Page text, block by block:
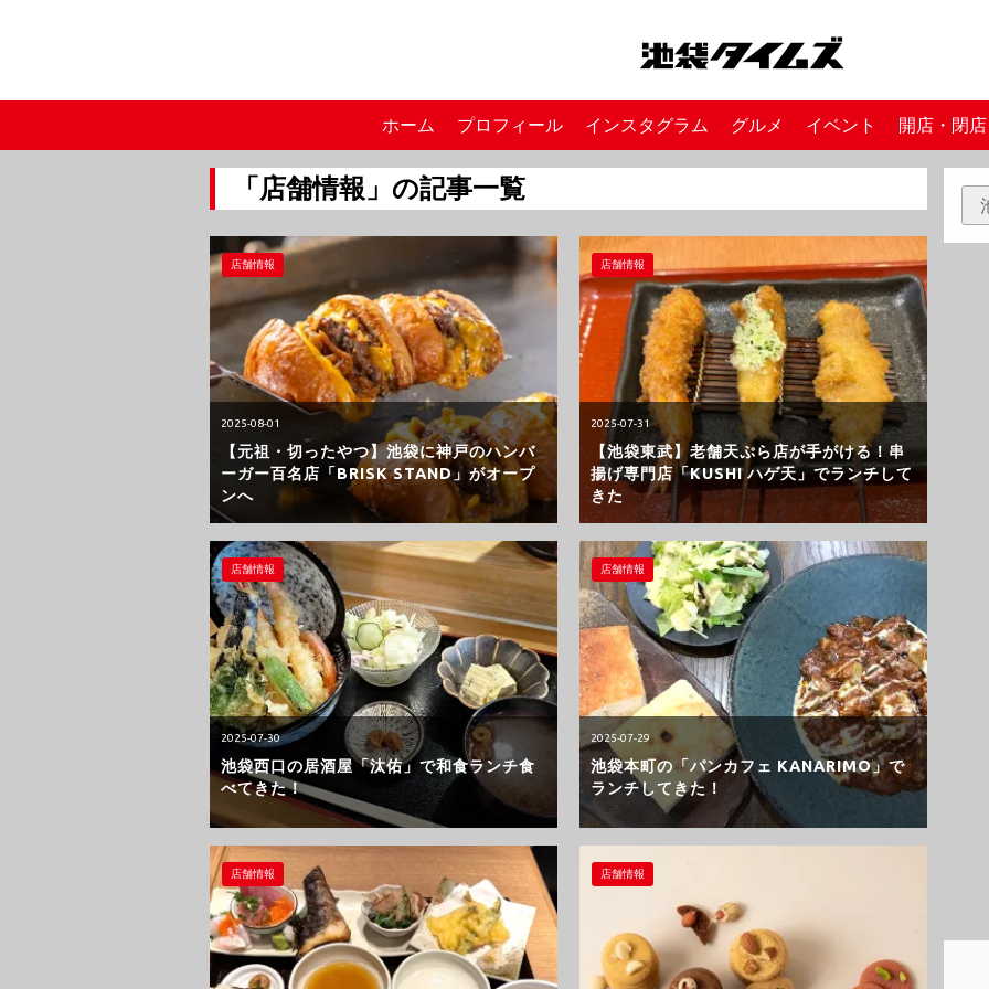
ホーム プロフィール インスタグラム グルメ イベント 開店・閉店
「店舗情報」の記事一覧
2025-08-01
【元祖・切ったやつ】池袋に神戸のハンバ
ーガー百名店「BRISK STAND」がオープ
ンへ
店舗情報
2025-07-31
【池袋東武】老舗天ぷら店が手がける！串
揚げ専門店「KUSHI ハゲ天」でランチして
きた
店舗情報
2025-07-30
池袋西口の居酒屋「汰佑」で和食ランチ食
べてきた！
店舗情報
2025-07-29
池袋本町の「パンカフェ KANARIMO」で
ランチしてきた！
店舗情報
店舗情報 店舗情報